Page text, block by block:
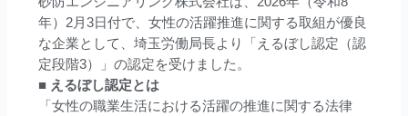
年）2月3日付で、女性の活躍推進に関する取組が優良
な企業として、埼玉労働局長より「えるぼし認定（認
定段階3）」の認定を受けました。
■ えるぼし認定とは
「女性の職業生活における活躍の推進に関する法律